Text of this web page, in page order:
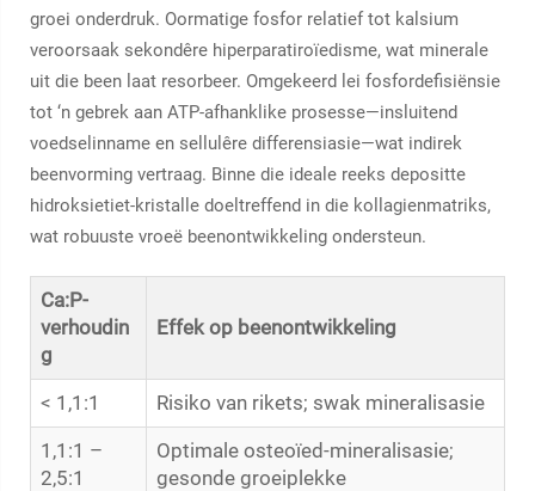
groei onderdruk. Oormatige fosfor relatief tot kalsium
veroorsaak sekondêre hiperparatiroïedisme, wat minerale
uit die been laat resorbeer. Omgekeerd lei fosfordefisiënsie
tot ‘n gebrek aan ATP-afhanklike prosesse—insluitend
voedselinname en sellulêre differensiasie—wat indirek
beenvorming vertraag. Binne die ideale reeks depositte
hidroksietiet-kristalle doeltreffend in die kollagienmatriks,
wat robuuste vroeë beenontwikkeling ondersteun.
Ca:P-
verhoudin
g
Effek op beenontwikkeling
< 1,1:1
Risiko van rikets; swak mineralisasie
1,1:1 –
2,5:1
Optimale osteoïed-mineralisasie;
gesonde groeiplekke